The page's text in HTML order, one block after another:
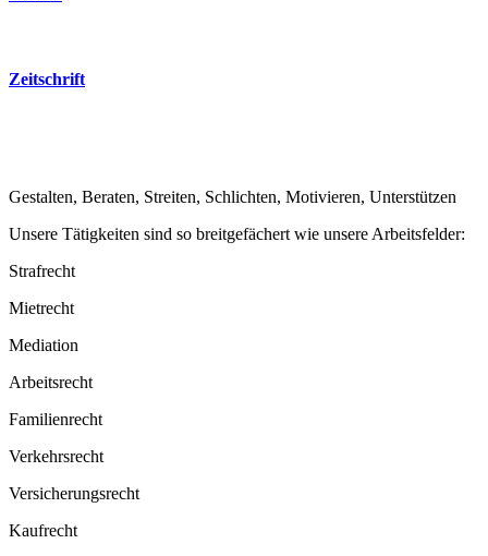
Zeitschrift
Gestalten, Beraten, Streiten, Schlichten, Motivieren, Unterstützen
Unsere Tätigkeiten sind so breitge­fächert wie unsere Arbeits­felder:
Strafrecht
Mietrecht
Mediation
Arbeitsrecht
Famili­enrecht
Verkehrsrecht
Versiche­rungsrecht
Kaufrecht